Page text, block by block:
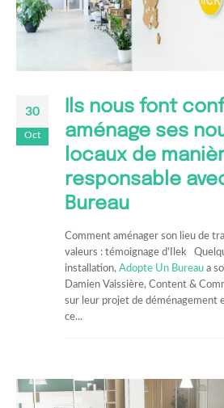
30
Oct
Ils nous font
aménage ses
locaux de
responsable
Bureau
Comment aménager son lieu de
valeurs : témoignage d'Ilek
installation, Adopte Un Bureau a
Damien Vaissière, Content &
sur leur projet de déménagement
ce...